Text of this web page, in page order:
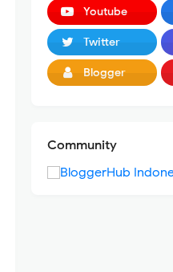
Youtube
Twitter
Blogger
Community